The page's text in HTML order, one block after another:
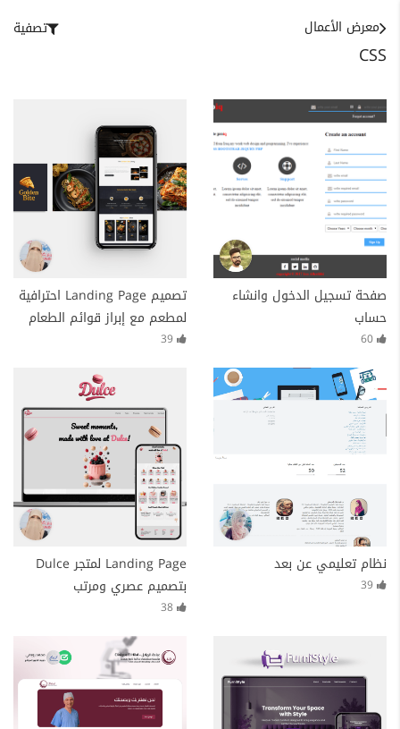
CSS
معرض الأعمال تصفية
صفحة تسجيل الدخول وانشاء
حساب
تصميم Landing Page احترافية
لمطعم مع إبراز قوائم الطعام
والعروض الحصرية
نظام تعليمي عن بعد
Landing Page لمتجر Dulce
بتصميم عصري ومرتب